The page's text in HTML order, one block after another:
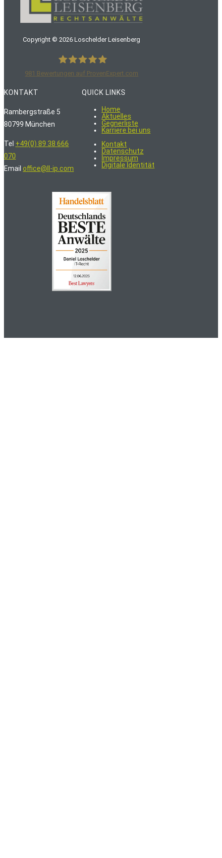
Copyright ©2026 Loschelder Leisenberg
LoschelderLeisenberg Rechtsanwälte
981 Bewertungen auf ProvenExpert.com
KONTAKT
Rambergstraße 5
80799 München
Tel +49(0) 89 38 666
070
Email office@ll-ip.com
QUICK LINKS
Home
Aktuelles
Gegnerliste
Karriere bei uns
Kontakt
Datenschutz
Impressum
Digitale Identität